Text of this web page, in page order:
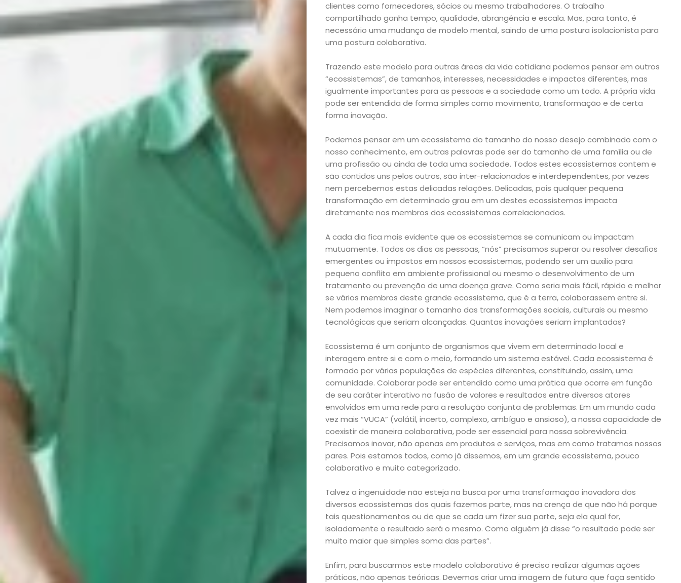
Início
Academia
Beleza
Bora
lá!
Casa
e
Decoração
Exclusiva
Homem
Mães
&
Filhos
Notícias
clientes como fornecedores, sócios ou mesmo trabalhadores. O trabalho
compartilhado ganha tempo, qualidade, abrangência e escala. Mas, para tanto, é
necessário uma mudança de modelo mental, saindo de uma postura isolacionista para
uma postura colaborativa.
Trazendo este modelo para outras áreas da vida cotidiana podemos pensar em outros
“ecossistemas”, de tamanhos, interesses, necessidades e impactos diferentes, mas
igualmente importantes para as pessoas e a sociedade como um todo. A própria vida
pode ser entendida de forma simples como movimento, transformação e de certa
forma inovação.
Podemos pensar em um ecossistema do tamanho do nosso desejo combinado com o
nosso conhecimento, em outras palavras pode ser do tamanho de uma família ou de
uma profissão ou ainda de toda uma sociedade. Todos estes ecossistemas contem e
são contidos uns pelos outros, são inter-relacionados e interdependentes, por vezes
nem percebemos estas delicadas relações. Delicadas, pois qualquer pequena
transformação em determinado grau em um destes ecossistemas impacta
diretamente nos membros dos ecossistemas correlacionados.
A cada dia fica mais evidente que os ecossistemas se comunicam ou impactam
mutuamente. Todos os dias as pessoas, “nós” precisamos superar ou resolver desafios
emergentes ou impostos em nossos ecossistemas, podendo ser um auxilio para
pequeno conflito em ambiente profissional ou mesmo o desenvolvimento de um
tratamento ou prevenção de uma doença grave. Como seria mais fácil, rápido e melhor
se vários membros deste grande ecossistema, que é a terra, colaborassem entre si.
Nem podemos imaginar o tamanho das transformações sociais, culturais ou mesmo
tecnológicas que seriam alcançadas. Quantas inovações seriam implantadas?
Ecossistema é um conjunto de organismos que vivem em determinado local e
interagem entre si e com o meio, formando um sistema estável. Cada ecossistema é
formado por várias populações de espécies diferentes, constituindo, assim, uma
comunidade. Colaborar pode ser entendido como uma prática que ocorre em função
de seu caráter interativo na fusão de valores e resultados entre diversos atores
envolvidos em uma rede para a resolução conjunta de problemas. Em um mundo cada
vez mais “VUCA” (volátil, incerto, complexo, ambíguo e ansioso), a nossa capacidade de
coexistir de maneira colaborativa, pode ser essencial para nossa sobrevivência.
Precisamos inovar, não apenas em produtos e serviços, mas em como tratamos nossos
pares. Pois estamos todos, como já dissemos, em um grande ecossistema, pouco
colaborativo e muito categorizado.
Talvez a ingenuidade não esteja na busca por uma transformação inovadora dos
diversos ecossistemas dos quais fazemos parte, mas na crença de que não há porque
tais questionamentos ou de que se cada um fizer sua parte, seja ela qual for,
isoladamente o resultado será o mesmo. Como alguém já disse “o resultado pode ser
muito maior que simples soma das partes”.
Enfim, para buscarmos este modelo colaborativo é preciso realizar algumas ações
práticas, não apenas teóricas. Devemos criar uma imagem de futuro que faça sentido